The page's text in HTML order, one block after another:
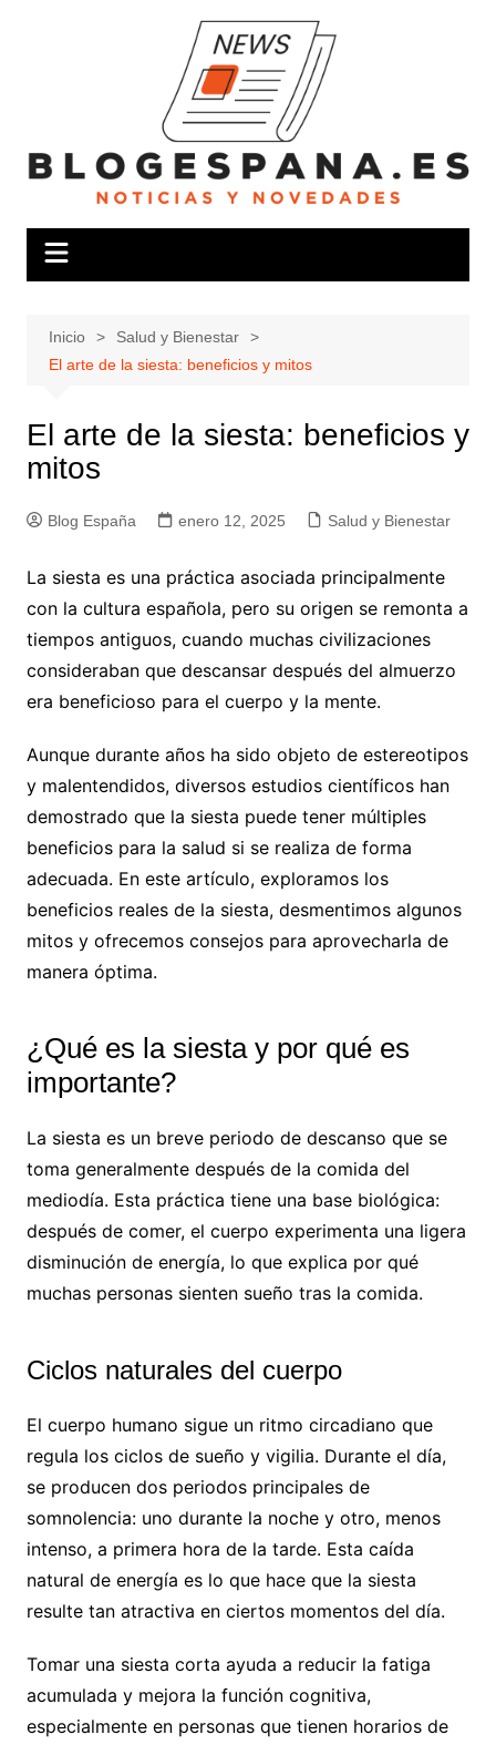
Inicio
Salud y Bienestar
El arte de la siesta: beneficios y mitos
El arte de la siesta: beneficios y
mitos
Blog España enero 12, 2025 Salud y Bienestar
La siesta es una práctica asociada principalmente
con la cultura española, pero su origen se remonta a
tiempos antiguos, cuando muchas civilizaciones
consideraban que descansar después del almuerzo
era beneficioso para el cuerpo y la mente.
Aunque durante años ha sido objeto de estereotipos
y malentendidos, diversos estudios científicos han
demostrado que la siesta puede tener múltiples
beneficios para la salud si se realiza de forma
adecuada. En este artículo, exploramos los
beneficios reales de la siesta, desmentimos algunos
mitos y ofrecemos consejos para aprovecharla de
manera óptima.
¿Qué es la siesta y por qué es
importante?
La siesta es un breve periodo de descanso que se
toma generalmente después de la comida del
mediodía. Esta práctica tiene una base biológica:
después de comer, el cuerpo experimenta una ligera
disminución de energía, lo que explica por qué
muchas personas sienten sueño tras la comida.
Ciclos naturales del cuerpo
El cuerpo humano sigue un ritmo circadiano que
regula los ciclos de sueño y vigilia. Durante el día,
se producen dos periodos principales de
somnolencia: uno durante la noche y otro, menos
intenso, a primera hora de la tarde. Esta caída
natural de energía es lo que hace que la siesta
resulte tan atractiva en ciertos momentos del día.
Tomar una siesta corta ayuda a reducir la fatiga
acumulada y mejora la función cognitiva,
especialmente en personas que tienen horarios de